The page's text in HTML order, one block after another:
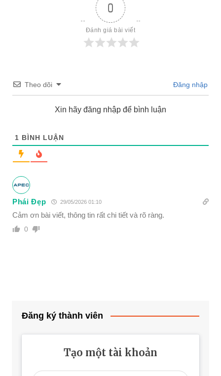
0
Đánh giá bài viết
Theo dõi Đăng nhập
Xin hãy đăng nhập để bình luận
1 BÌNH LUẬN
Phái Đẹp 29/05/2026 01:10
Cảm ơn bài viết, thông tin rất chi tiết và rõ ràng.
0
Đăng ký thành viên
Tạo một tài khoản